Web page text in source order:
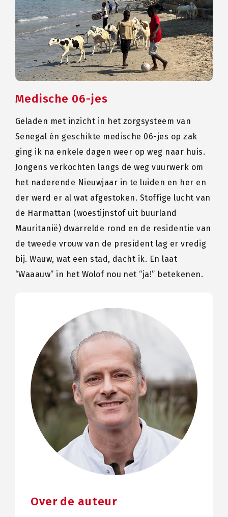
Medische 06-jes
Geladen met inzicht in het zorgsysteem van
Senegal én geschikte medische 06-jes op zak
ging ik na enkele dagen weer op weg naar huis.
Jongens verkochten langs de weg vuurwerk om
het naderende Nieuwjaar in te luiden en her en
der werd er al wat afgestoken. Stoffige lucht van
de Harmattan (woestijnstof uit buurland
Mauritanië) dwarrelde rond en de residentie van
de tweede vrouw van de president lag er vredig
bij. Wauw, wat een stad, dacht ik. En laat
“Waaauw” in het Wolof nou net “ja!” betekenen.
Over de auteur